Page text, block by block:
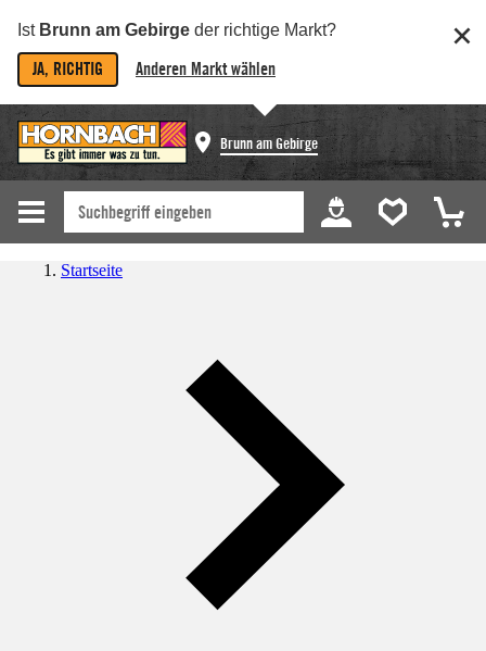
Ist Brunn am Gebirge der richtige Markt?
JA, RICHTIG Anderen Markt wählen
Brunn am Gebirge
Startseite